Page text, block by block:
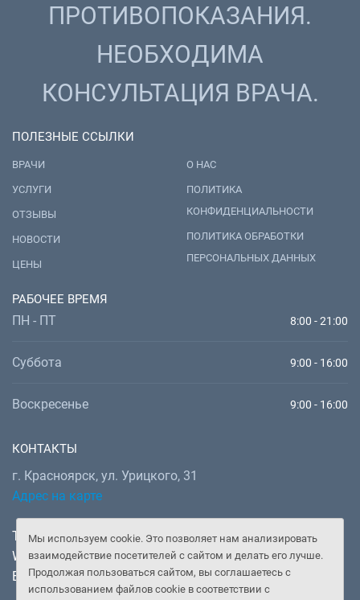
Мы используем cookie. Это позволяет нам анализировать
взаимодействие посетителей с сайтом и делать его лучше.
Продолжая пользоваться сайтом, вы соглашаетесь с
использованием файлов cookie в соответствии с
ПРОТИВОПОКАЗАНИЯ.
НЕОБХОДИМА
КОНСУЛЬТАЦИЯ ВРАЧА.
ПОЛЕЗНЫЕ ССЫЛКИ
ВРАЧИ
УСЛУГИ
ОТЗЫВЫ
НОВОСТИ
ЦЕНЫ
О НАС
ПОЛИТИКА
КОНФИДЕНЦИАЛЬНОСТИ
ПОЛИТИКА ОБРАБОТКИ
ПЕРСОНАЛЬНЫХ ДАННЫХ
РАБОЧЕЕ ВРЕМЯ
ПН - ПТ 8:00 - 21:00
Суббота 9:00 - 16:00
Воскресенье 9:00 - 16:00
КОНТАКТЫ
г. Красноярск, ул. Урицкого, 31
Адрес на карте
Телефон: +7 (391) 277-92-52
WhatsApp, Telegram:+7 (902) 982-02-14
Email: doctor@gooddoctor.ru